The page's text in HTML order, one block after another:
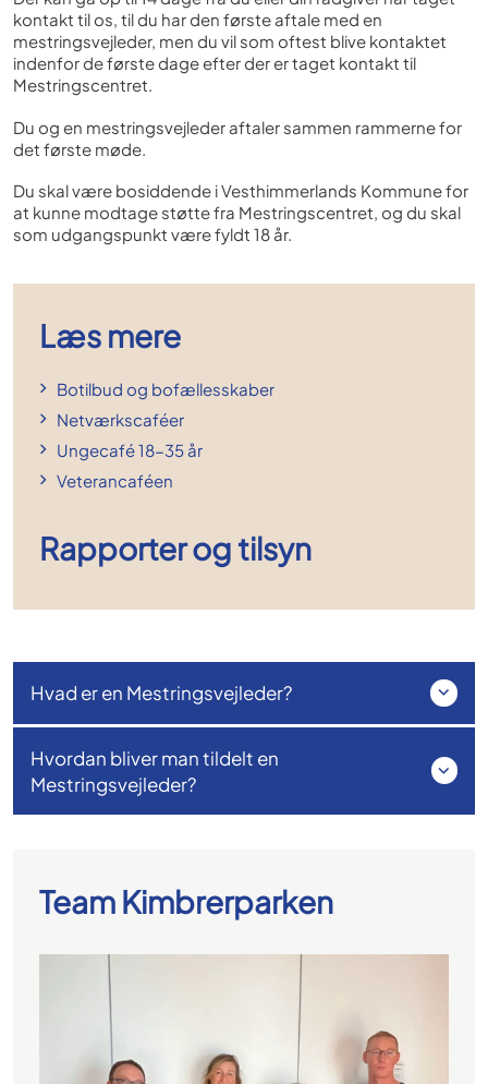
kontakt til os, til du har den første aftale med en
mestringsvejleder, men du vil som oftest blive kontaktet
indenfor de første dage efter der er taget kontakt til
Mestringscentret.
Du og en mestringsvejleder aftaler sammen rammerne for
det første møde.
Du skal være bosiddende i Vesthimmerlands Kommune for
at kunne modtage støtte fra Mestringscentret, og du skal
som udgangspunkt være fyldt 18 år.
Læs mere
Botilbud og bofællesskaber
Netværkscaféer
Ungecafé 18-35 år
Veterancaféen
Rapporter og tilsyn
Hvad er en Mestringsvejleder?
Hvordan bliver man tildelt en
Mestringsvejleder?
Team Kimbrerparken